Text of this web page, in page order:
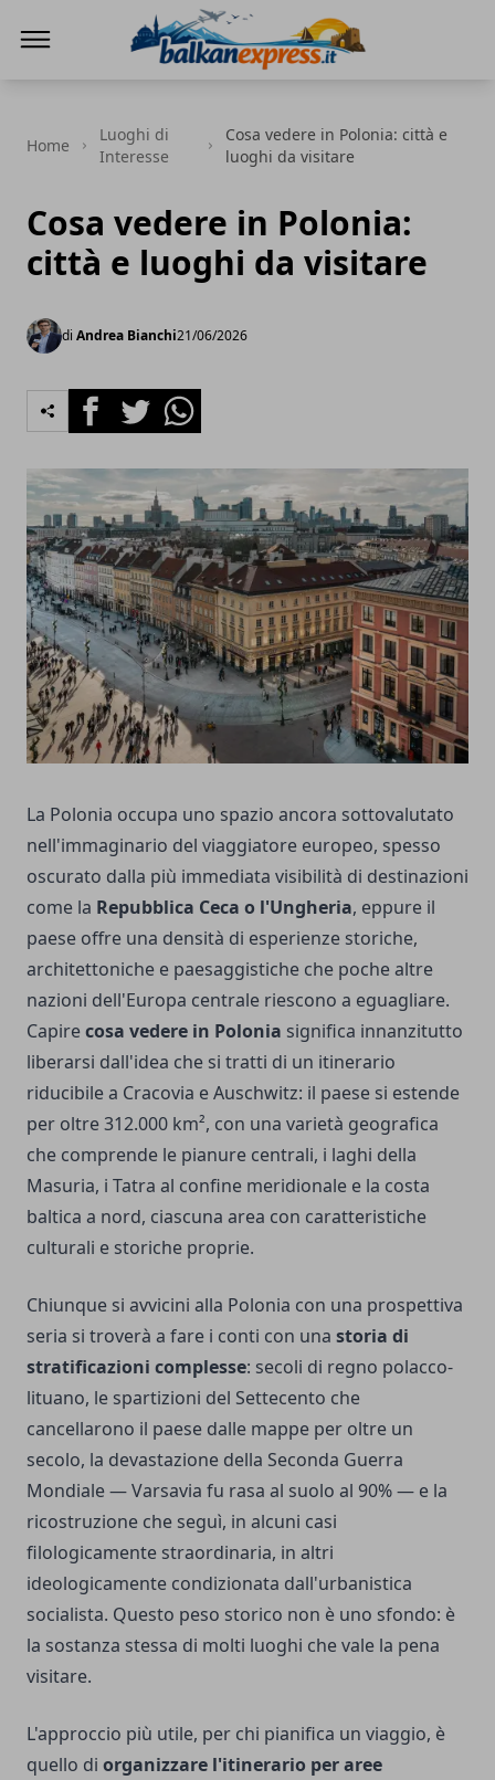
Home
Luoghi di
Interesse
Cosa vedere in Polonia: città e
luoghi da visitare
Cosa vedere in Polonia:
città e luoghi da visitare
di Andrea Bianchi21/06/2026
FacebookTwitterWhatsapp
La Polonia occupa uno spazio ancora sottovalutato
nell'immaginario del viaggiatore europeo, spesso
oscurato dalla più immediata visibilità di destinazioni
come la Repubblica Ceca o l'Ungheria, eppure il
paese offre una densità di esperienze storiche,
architettoniche e paesaggistiche che poche altre
nazioni dell'Europa centrale riescono a eguagliare.
Capirecosa vedere in Polonia significa innanzitutto
liberarsi dall'idea che si tratti di un itinerario
riducibile a Cracovia e Auschwitz: il paese si estende
per oltre 312.000 km², con una varietà geografica
che comprende le pianure centrali, i laghi della
Masuria, i Tatra al confine meridionale e la costa
baltica a nord, ciascuna area con caratteristiche
culturali e storiche proprie.
Chiunque si avvicini alla Polonia con una prospettiva
seria si troverà a fare i conti con una storia di
stratificazioni complesse: secoli di regno polacco-
lituano, le spartizioni del Settecento che
cancellarono il paese dalle mappe per oltre un
secolo, la devastazione della Seconda Guerra
Mondiale — Varsavia fu rasa al suolo al 90% — e la
ricostruzione che seguì, in alcuni casi
filologicamente straordinaria, in altri
ideologicamente condizionata dall'urbanistica
socialista. Questo peso storico non è uno sfondo: è
la sostanza stessa di molti luoghi che vale la pena
visitare.
L'approccio più utile, per chi pianifica un viaggio, è
quello di organizzare l'itinerario per aree